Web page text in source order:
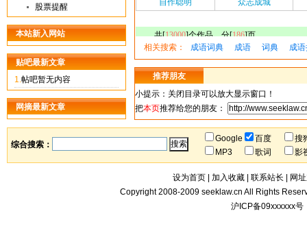
相关搜索 ： 成语词典 成语 词典 成
推荐朋友
小提示：关闭目录可以放大显示窗口！
把本页推荐给您的朋友：
股票提醒
本站新入网站
贴吧最新文章
1.帖吧暂无内容
网摘最新文章
综合搜索：
Google 百度
搜
MP3
歌词 影
设为首页 加入收藏 联系站长
网
Copyright 2008-2009 seeklaw.cn All Rights
沪ICP备09xxxxxx号